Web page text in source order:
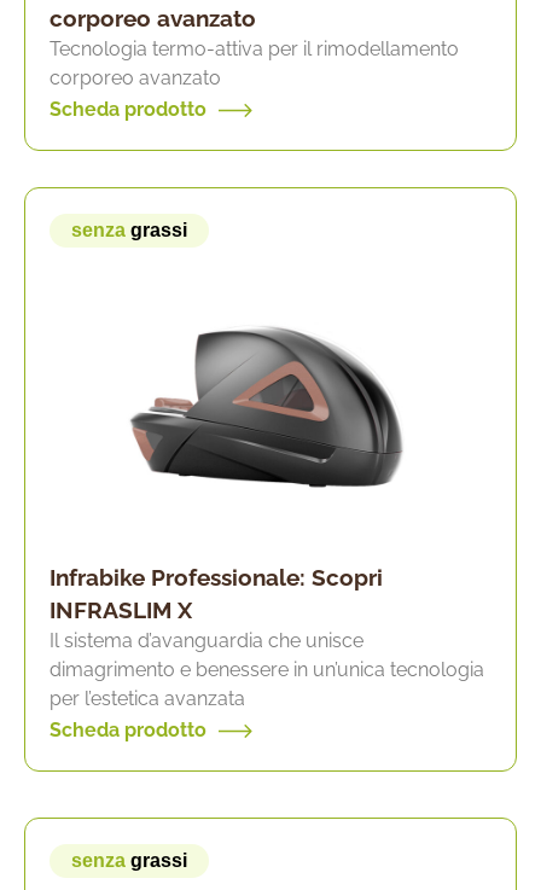
corporeo avanzato
Tecnologia termo-attiva per il rimodellamento
corporeo avanzato
Scheda prodotto
senza grassi
Infrabike Professionale: Scopri
INFRASLIM X
Il sistema d’avanguardia che unisce
dimagrimento e benessere in un’unica tecnologia
per l’estetica avanzata
Scheda prodotto
senza grassi